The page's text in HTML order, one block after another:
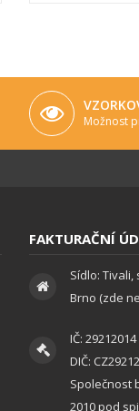
Možnost
FAKTURAČNÍ
Sídlo: Tivali,
Brno (zde
IČ: 29212014
DIČ:
Společnost
2010 pod